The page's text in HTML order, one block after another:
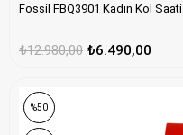
Fossil FBQ3901 Kadın Kol Saati
₺6.490,00
₺12.980,00
%50